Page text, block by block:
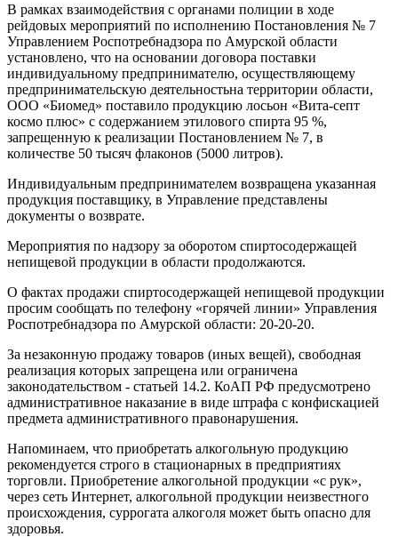
В рамках взаимодействия с органами полиции в ходе
рейдовых мероприятий по исполнению Постановления № 7
Управлением Роспотребнадзора по Амурской области
установлено, что на основании договора поставки
индивидуальному предпринимателю, осуществляющему
предпринимательскую деятельностьна территории области,
ООО «Биомед» поставило продукцию лосьон «Вита-септ
космо плюс» с содержанием этилового спирта 95 %,
запрещенную к реализации Постановлением № 7, в
количестве 50 тысяч флаконов (5000 литров).
Индивидуальным предпринимателем возвращена указанная
продукция поставщику, в Управление представлены
документы о возврате.
Мероприятия по надзору за оборотом спиртосодержащей
непищевой продукции в области продолжаются.
О фактах продажи спиртосодержащей непищевой продукции
просим сообщать по телефону «горячей линии» Управления
Роспотребнадзора по Амурской области: 20-20-20.
За незаконную продажу товаров (иных вещей), свободная
реализация которых запрещена или ограничена
законодательством - статьей 14.2. КоАП РФ предусмотрено
административное наказание в виде штрафа с конфискацией
предмета административного правонарушения.
Напоминаем, что приобретать алкогольную продукцию
рекомендуется строго в стационарных в предприятиях
торговли. Приобретение алкогольной продукции «с рук»,
через сеть Интернет, алкогольной продукции неизвестного
происхождения, суррогата алкоголя может быть опасно для
здоровья.